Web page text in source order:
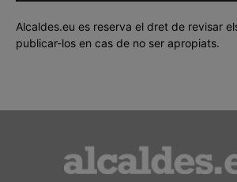
Alcaldes.eu es reserva el dret de revisar
publicar-los en cas de no ser apropiats.